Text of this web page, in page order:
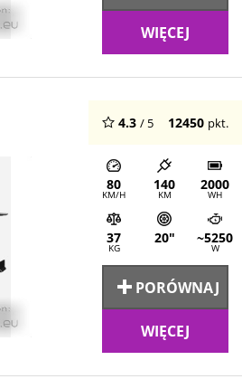
WIĘCEJ
4.3 / 5 12450 pkt.
80
KM/H
140
KM
2000
WH
37
KG
20" ~5250
W
PORÓWNAJ
WIĘCEJ